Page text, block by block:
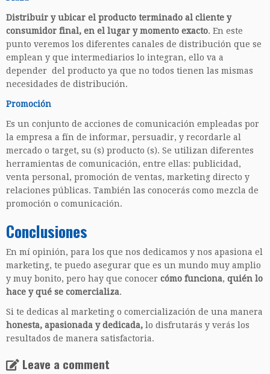
Distribuir y ubicar el producto terminado al cliente y
consumidor final, en el lugar y momento exacto. En este
punto veremos los diferentes canales de distribución que se
emplean y que intermediarios lo integran, ello va a
depender del producto ya que no todos tienen las mismas
necesidades de distribución.
Promoción
Es un conjunto de acciones de comunicación empleadas por
la empresa a fín de informar, persuadir, y recordarle al
mercado o target, su (s) producto (s). Se utilizan diferentes
herramientas de comunicación, entre ellas: publicidad,
venta personal, promoción de ventas, marketing directo y
relaciones públicas. También las conocerás como mezcla de
promoción o comunicación.
Conclusiones
En mí opinión, para los que nos dedicamos y nos apasiona el
marketing, te puedo asegurar que es un mundo muy amplio
y muy bonito, pero hay que conocer cómo funciona, quién lo
hace y qué se comercializa.
Si te dedicas al marketing o comercialización de una manera
honesta, apasionada y dedicada, lo disfrutarás y verás los
resultados de manera satisfactoria.
Leave a comment